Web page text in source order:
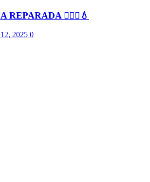
REPARADA 👷🏻‍♂️💧
2025 0